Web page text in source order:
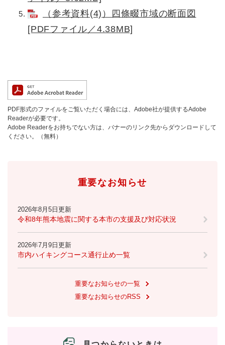
（参考資料(4)）四條畷市域の断面図
[PDFファイル／4.38MB]
PDF形式のファイルをご覧いただく場合には、Adobe社が提供するAdobe
Readerが必要です。
Adobe Readerをお持ちでない方は、バナーのリンク先からダウンロードして
ください。（無料）
重要なお知らせ
2026年8月5日更新
令和8年熊本地震に関する本市の支援及び対応状況
2026年7月9日更新
市内ハイキングコース通行止め一覧
重要なお知らせの一覧
重要なお知らせのRSS